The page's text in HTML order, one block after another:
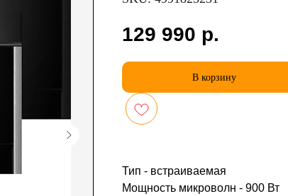
129 990 р.
В корзину
Тип - встраиваемая
Мощность микроволн - 900 Вт